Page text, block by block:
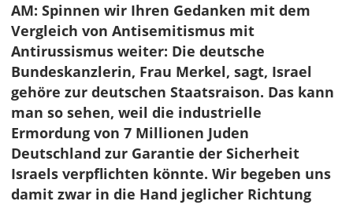
AM: Spinnen wir Ihren Gedanken mit dem
Vergleich von Antisemitismus mit
Antirussismus weiter: Die deutsche
Bundeskanzlerin, Frau Merkel, sagt, Israel
gehöre zur deutschen Staatsraison. Das kann
man so sehen, weil die industrielle
Ermordung von 7 Millionen Juden
Deutschland zur Garantie der Sicherheit
Israels verpflichten könnte. Wir begeben uns
damit zwar in die Hand jeglicher Richtung